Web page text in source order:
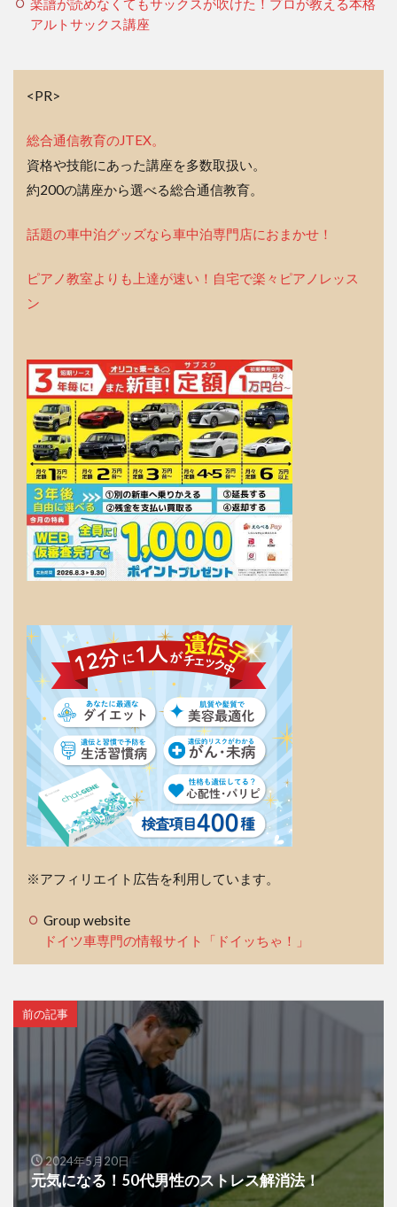
楽譜が読めなくてもサックスが吹けた！プロが教える本格
アルトサックス講座
<PR>
総合通信教育のJTEX。
資格や技能にあった講座を多数取扱い。
約200の講座から選べる総合通信教育。
話題の車中泊グッズなら車中泊専門店におまかせ！
ピアノ教室よりも上達が速い！自宅で楽々ピアノレッス
ン
※アフィリエイト広告を利用しています。
Group website
ドイツ車専門の情報サイト「ドイッちゃ！」
前の記事
2024年5月20日
元気になる！50代男性のストレス解消法！